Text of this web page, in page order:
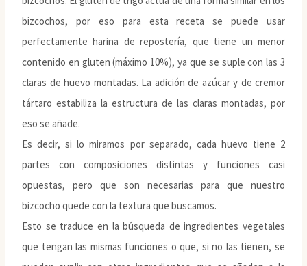
bizcochos, por eso para esta receta se puede usar
perfectamente harina de repostería, que tiene un menor
contenido en gluten (máximo 10%), ya que se suple con las 3
claras de huevo montadas. La adición de azúcar y de cremor
tártaro estabiliza la estructura de las claras montadas, por
eso se añade.
Es decir, si lo miramos por separado, cada huevo tiene 2
partes con composiciones distintas y funciones casi
opuestas, pero que son necesarias para que nuestro
bizcocho quede con la textura que buscamos.
Esto se traduce en la búsqueda de ingredientes vegetales
que tengan las mismas funciones o que, si no las tienen, se